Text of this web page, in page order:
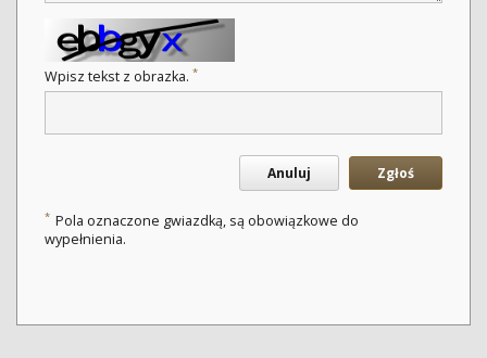
Wpisz tekst z obrazka. *
Anuluj Zgłoś
* Pola oznaczone gwiazdką, są obowiązkowe do
wypełnienia.